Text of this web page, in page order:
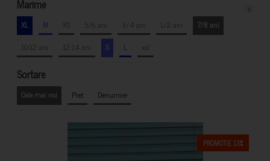
Marime
XL M XS 5/6 ani 3/4 ani 1/2 ani
7/8 ani
10-12 ani
12-14 ani S L xxl
Sortare
Cele mai noi Pret Denumire
PROMOTIE 13%